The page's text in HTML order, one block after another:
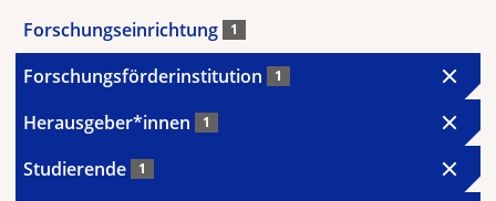
Forschungseinrichtung 1
Forschungsförderinstitution 1
Herausgeber*innen 1
Studierende 1